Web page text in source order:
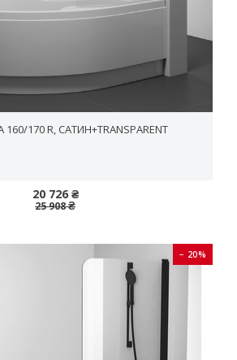
160/170 R, САТИН+TRANSPARENT
20 726 ₴
25 908 ₴
− 20%